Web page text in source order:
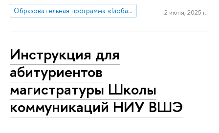
Образовательная программа «Глобальные цифровые коммуникации»
2 июня, 2025 г.
Инструкция для
абитуриентов
магистратуры Школы
коммуникаций НИУ ВШЭ